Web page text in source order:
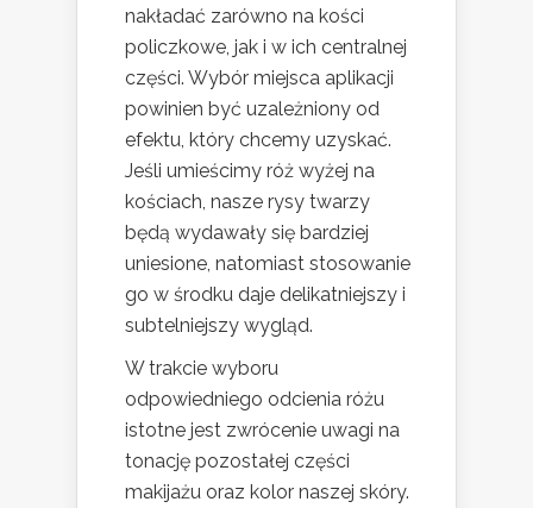
nakładać zarówno na kości
policzkowe, jak i w ich centralnej
części. Wybór miejsca aplikacji
powinien być uzależniony od
efektu, który chcemy uzyskać.
Jeśli umieścimy róż wyżej na
kościach, nasze rysy twarzy
będą wydawały się bardziej
uniesione, natomiast stosowanie
go w środku daje delikatniejszy i
subtelniejszy wygląd.
W trakcie wyboru
odpowiedniego odcienia różu
istotne jest zwrócenie uwagi na
tonację pozostałej części
makijażu oraz kolor naszej skóry.